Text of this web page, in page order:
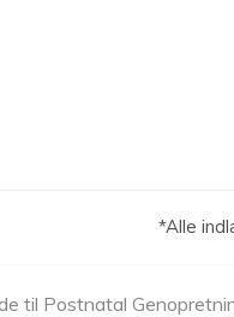
*Alle
til Postnatal